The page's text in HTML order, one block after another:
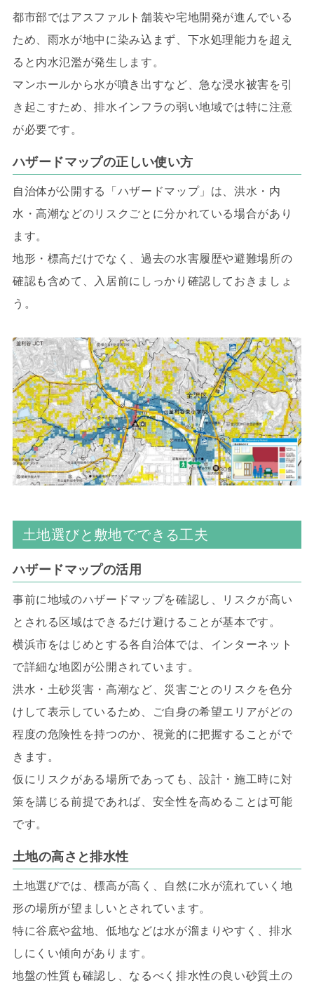
都市部ではアスファルト舗装や宅地開発が進んでいる
ため、雨水が地中に染み込まず、下水処理能力を超え
ると内水氾濫が発生します。
マンホールから水が噴き出すなど、急な浸水被害を引
き起こすため、排水インフラの弱い地域では特に注意
が必要です。
ハザードマップの正しい使い方
自治体が公開する「ハザードマップ」は、洪水・内
水・高潮などのリスクごとに分かれている場合があり
ます。
地形・標高だけでなく、過去の水害履歴や避難場所の
確認も含めて、入居前にしっかり確認しておきましょ
う。
土地選びと敷地でできる工夫
ハザードマップの活用
事前に地域のハザードマップを確認し、リスクが高い
とされる区域はできるだけ避けることが基本です。
横浜市をはじめとする各自治体では、インターネット
で詳細な地図が公開されています。
洪水・土砂災害・高潮など、災害ごとのリスクを色分
けして表示しているため、ご自身の希望エリアがどの
程度の危険性を持つのか、視覚的に把握することがで
きます。
仮にリスクがある場所であっても、設計・施工時に対
策を講じる前提であれば、安全性を高めることは可能
です。
土地の高さと排水性
土地選びでは、標高が高く、自然に水が流れていく地
形の場所が望ましいとされています。
特に谷底や盆地、低地などは水が溜まりやすく、排水
しにくい傾向があります。
地盤の性質も確認し、なるべく排水性の良い砂質土の